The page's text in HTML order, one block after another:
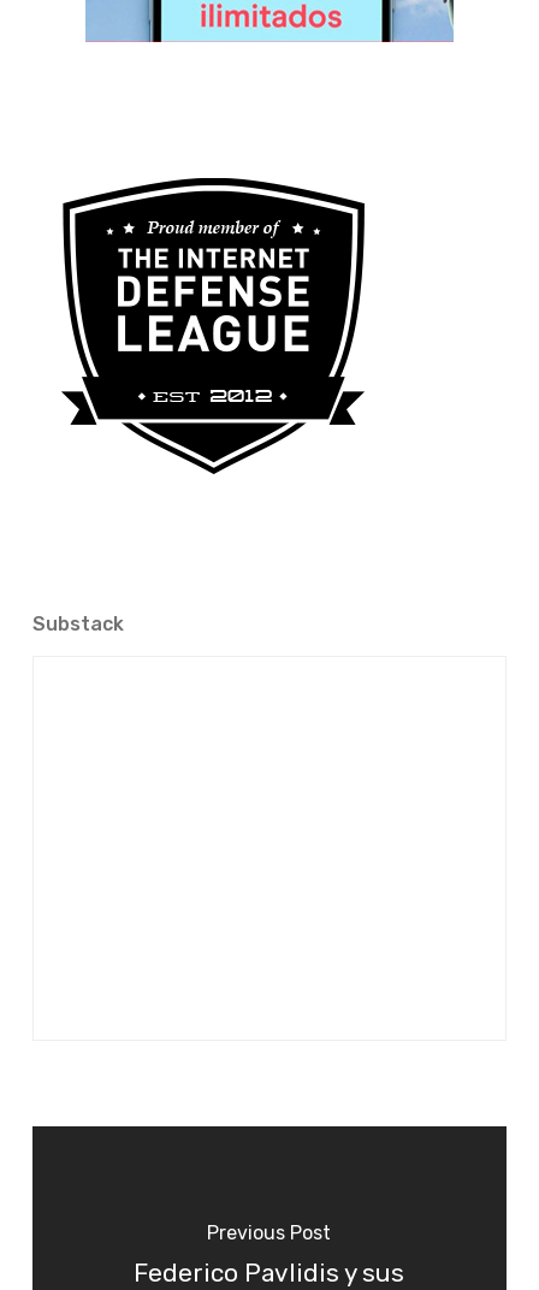
Substack
Previous Post
Federico Pavlidis y sus